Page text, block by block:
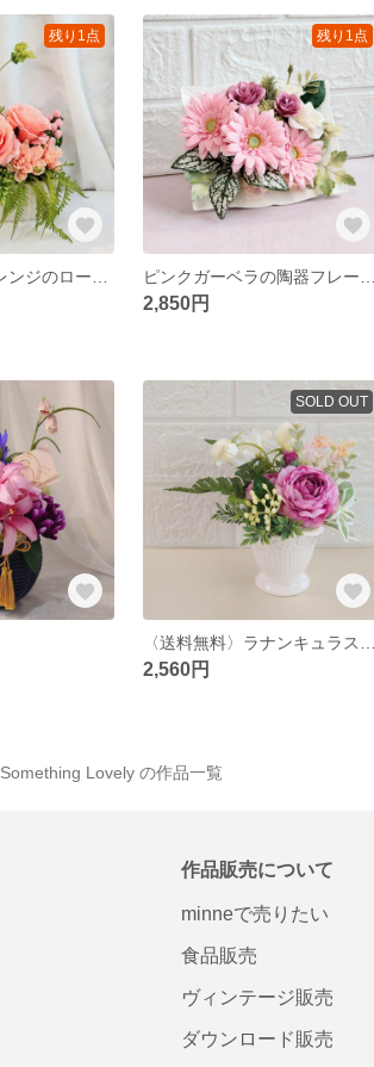
残り1点 残り1点
2,850円
SOLD OUT
2,560円
Something Lovely の作品一覧
作品販売について
minneで売りたい
食品販売
ヴィンテージ販売
ダウンロード販売